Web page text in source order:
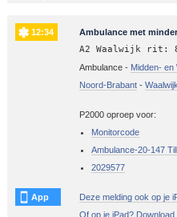
12:34 Ambulance met
A2 Waalwijk rit:
Ambulance - Midden- en
Noord-Brabant- Waalwijk
P2000 oproep voor:
Monitorcode
Ambulance-20-147
2029577
App
Deze melding ook op je
Of op je iPad? Download